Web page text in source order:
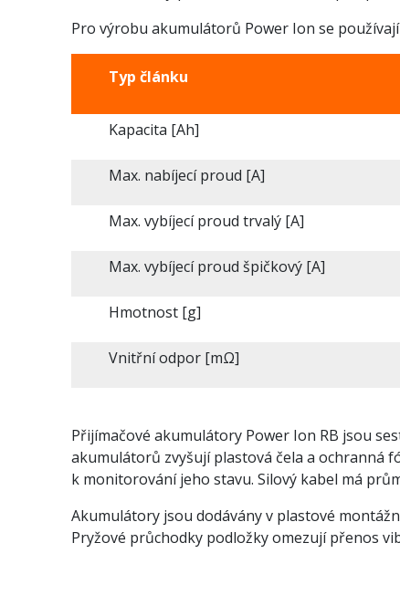
Pro výrobu akumulátorů Power Ion se
Typ článku
Kapacita [Ah]
Max. nabíjecí proud [A]
Max. vybíjecí proud trvalý [A]
Max. vybíjecí proud špičkový [A]
Hmotnost [g]
Vnitřní odpor [mΩ]
Přijímačové akumulátory Power Ion RB jsou
akumulátorů zvyšují plastová čela a ochranná
k monitorování jeho stavu. Silový kabel má
Akumulátory jsou dodávány v plastové
Pryžové průchodky podložky omezují přenos